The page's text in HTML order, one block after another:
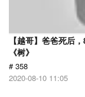
【越哥】爸爸死后
《树》
# 358
2020-08-10 11:05